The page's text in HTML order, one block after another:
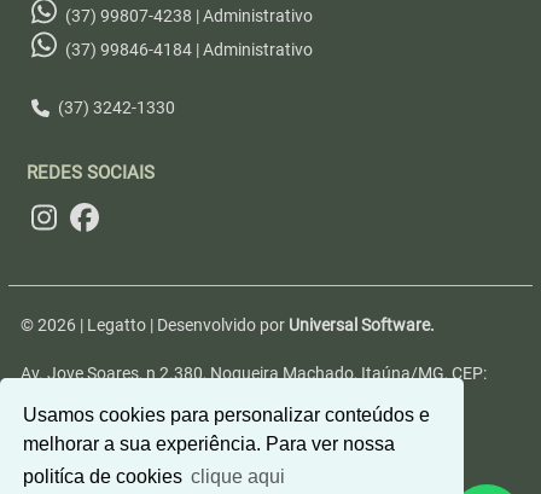
Usamos cookies para personalizar conteúdos e
melhorar a sua experiência. Para ver nossa
politíca de cookies clique aqui
(37) 99807-4238 | Administrativo
(37) 99846-4184 | Administrativo
(37) 3242-1330
REDES SOCIAIS
© 2026 | Legatto | Desenvolvido por Universal Software.
Av. Jove Soares, n 2.380, Nogueira Machado, Itaúna/MG, CEP: